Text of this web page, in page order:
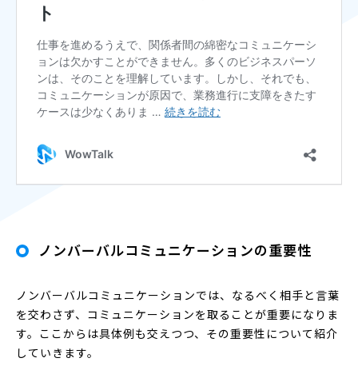
ノンバーバルコミュニケーションの重要性
ノンバーバルコミュニケーションでは、なるべく相手と言葉
を交わさず、コミュニケーションを取ることが重要になりま
す。ここからは具体例も交えつつ、その重要性について紹介
していきます。